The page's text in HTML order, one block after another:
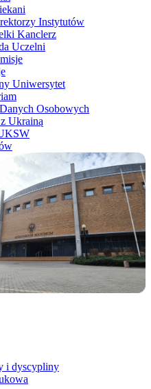
Instytutów
Kanclerz
Uczelni
Uniwersytet
Osobowych
Ukrainą
i dyscypliny